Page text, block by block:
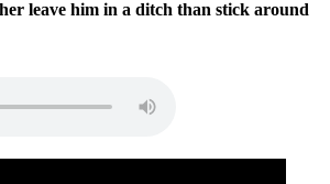
leave him in a ditch than stick around